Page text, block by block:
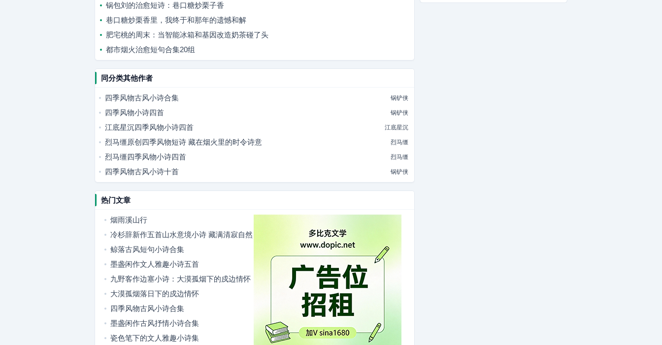
锅包刘的治愈短诗：巷口糖炒栗子香
巷口糖炒栗香里，我终于和那年的遗憾和解
肥宅桃的周末：当智能冰箱和基因改造奶茶碰了头
都市烟火治愈短句合集20组
同分类其他作者
四季风物古风小诗合集 锅铲侠
四季风物小诗四首 锅铲侠
江底星沉四季风物小诗四首 江底星沉
烈马缰原创四季风物短诗 藏在烟火里的时令诗意 烈马缰
烈马缰四季风物小诗四首 烈马缰
四季风物古风小诗十首 锅铲侠
热门文章
烟雨溪山行
冷杉辞新作五首山水意境小诗 藏满清寂自然
意趣
鲸落古风短句小诗合集
墨盏闲作文人雅趣小诗五首
九野客作边塞小诗：大漠孤烟下的戍边情怀
大漠孤烟落日下的戍边情怀
四季风物古风小诗合集
墨盏闲作古风抒情小诗合集
瓷色笔下的文人雅趣小诗集